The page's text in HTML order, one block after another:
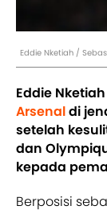
Eddie Nketiah /
Eddie
Arsenaldi
setelah
dan
kepada
Berposisi